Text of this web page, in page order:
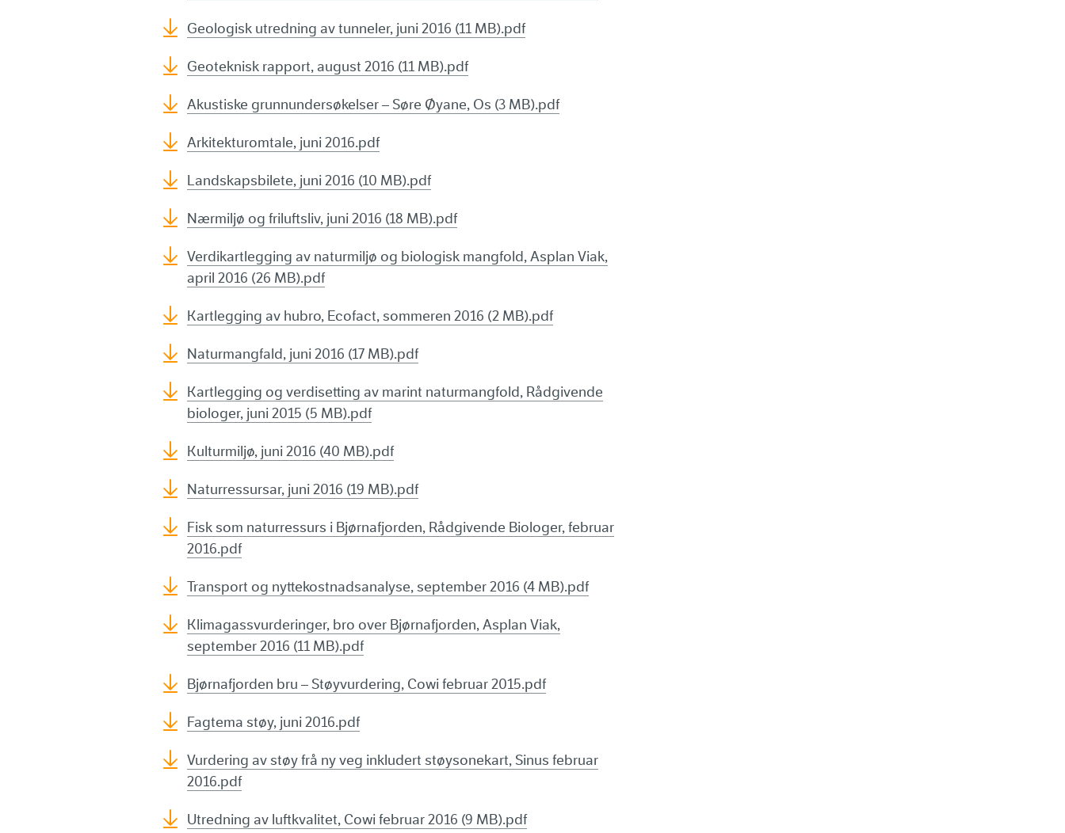
Geologisk utredning av tunneler, juni 2016 (11 MB).pdf
Geoteknisk rapport, august 2016 (11 MB).pdf
Akustiske grunnundersøkelser – Søre Øyane, Os (3 MB).pdf
Arkitekturomtale, juni 2016.pdf
Landskapsbilete, juni 2016 (10 MB).pdf
Nærmiljø og friluftsliv, juni 2016 (18 MB).pdf
Verdikartlegging av naturmiljø og biologisk mangfold, Asplan Viak,
april 2016 (26 MB).pdf
Kartlegging av hubro, Ecofact, sommeren 2016 (2 MB).pdf
Naturmangfald, juni 2016 (17 MB).pdf
Kartlegging og verdisetting av marint naturmangfold, Rådgivende
biologer, juni 2015 (5 MB).pdf
Kulturmiljø, juni 2016 (40 MB).pdf
Naturressursar, juni 2016 (19 MB).pdf
Fisk som naturressurs i Bjørnafjorden, Rådgivende Biologer, februar
2016.pdf
Transport og nyttekostnadsanalyse, september 2016 (4 MB).pdf
Klimagassvurderinger, bro over Bjørnafjorden, Asplan Viak,
september 2016 (11 MB).pdf
Bjørnafjorden bru – Støyvurdering, Cowi februar 2015.pdf
Fagtema støy, juni 2016.pdf
Vurdering av støy frå ny veg inkludert støysonekart, Sinus februar
2016.pdf
Utredning av luftkvalitet, Cowi februar 2016 (9 MB).pdf